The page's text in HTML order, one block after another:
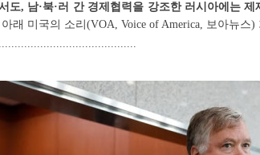
도, 남·북·러 간 경제협력을 강조한 러시아에는
아래 미국의 소리(VOA, Voice of America, 보아뉴스)